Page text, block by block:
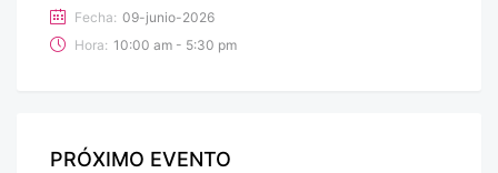
Fecha: 09-junio-2026
Hora: 10:00 am - 5:30 pm
PRÓXIMO EVENTO